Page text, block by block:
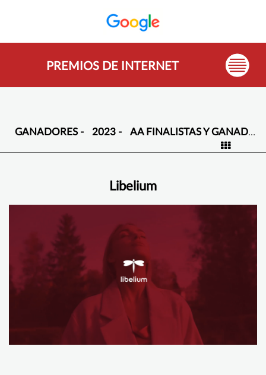
PREMIOS DE INTERNET
GANADORES - 2023 - AA FINALISTAS Y GANADORES -
Libelium